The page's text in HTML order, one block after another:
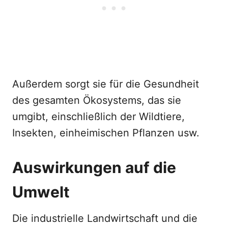
Außerdem sorgt sie für die Gesundheit
des gesamten Ökosystems, das sie
umgibt, einschließlich der Wildtiere,
Insekten, einheimischen Pflanzen usw.
Auswirkungen auf die
Umwelt
Die industrielle Landwirtschaft und die